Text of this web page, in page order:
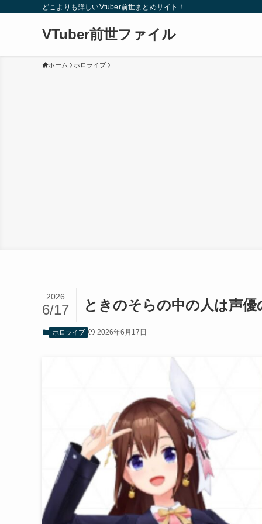
どこよりも詳しいVtuber前世まとめサイト！
VTuber前世ファイル
ホーム ホロライブ
ときのそらの中の人は声
2026
6/17
ホロライブ 2026年6月17日